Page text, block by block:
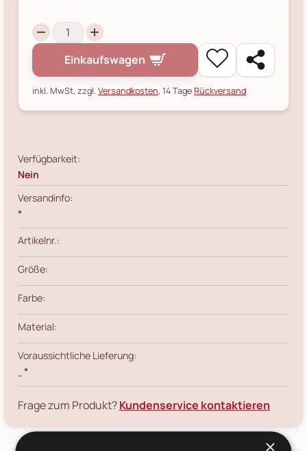
Einkaufswagen
inkl. MwSt, zzgl.Versandkosten, 14 TageRückversand
Verfügbarkeit:
Nein
Versandinfo:
*
Artikelnr.:
Größe:
Farbe:
Material:
Voraussichtliche Lieferung:
- *
Frage zum Produkt?Kundenservice kontaktieren
×